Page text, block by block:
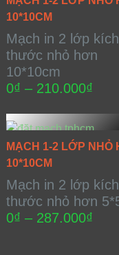
10*10CM
Mạch in 2 lớp kích
thước nhỏ hơn
10*10cm
0₫ – 210.000₫
MẠCH 1-2 LỚP NHỎ
10*10CM
Mạch in 2 lớp kích
thước nhỏ hơn
0₫ – 287.000₫